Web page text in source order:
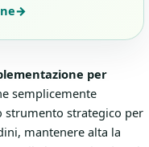
→
per
semplicemente
strumento strategico per
mantenere alta la